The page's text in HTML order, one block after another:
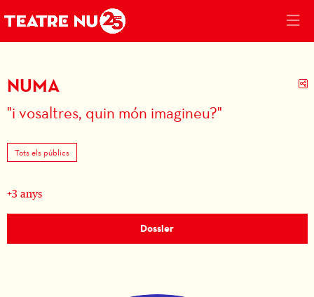
NUMA
"i vosaltres, quin món imagineu?"
Tots els públics
+3 anys
Dossier